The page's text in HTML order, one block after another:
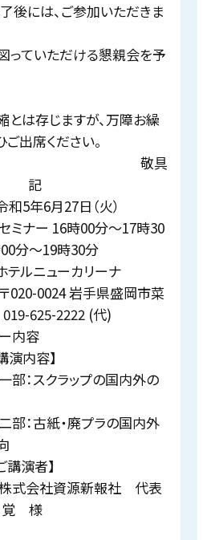
後には、ご参加いただきま
っていただける懇親会を予
とは存じますが、万障お繰
出席ください。
敬具
記
6月27日（火）
時00分～17時30
分～19時30分
ニューカリーナ
岩手県盛岡市菜
625-2222 (代)
内容
容】
ラップの国内外の
・廃プラの国内外
者】
源新報社 代表
覚 様